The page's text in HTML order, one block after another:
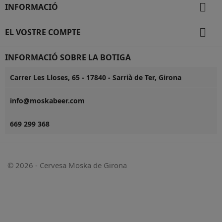
INFORMACIÓ 
EL VOSTRE COMPTE 
INFORMACIÓ SOBRE LA BOTIGA
Carrer Les Lloses, 65 - 17840 - Sarrià de Ter, Girona
info@moskabeer.com
669 299 368
© 2026 - Cervesa Moska de Girona